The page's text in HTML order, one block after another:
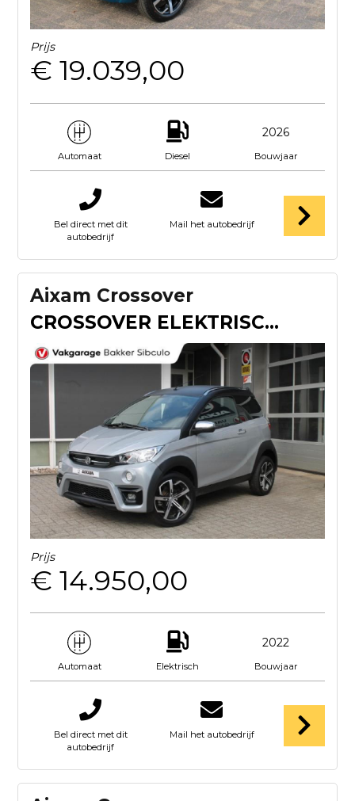
Prijs
€ 19.039,00
Automaat Diesel
2026
Bouwjaar
Bel direct met dit
autobedrijf
Mail het autobedrijf
Aixam Crossover
CROSSOVER ELEKTRISCH 1298KM
Prijs
€ 14.950,00
Automaat Elektrisch
2022
Bouwjaar
Bel direct met dit
autobedrijf
Mail het autobedrijf